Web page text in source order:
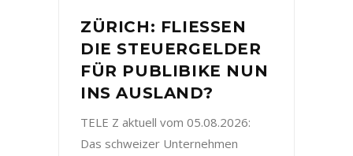
ZÜRICH: FLIESSEN
DIE STEUERGELDER
FÜR PUBLIBIKE NUN
INS AUSLAND?
TELE Z aktuell vom 05.08.2026:
Das schweizer Unternehmen